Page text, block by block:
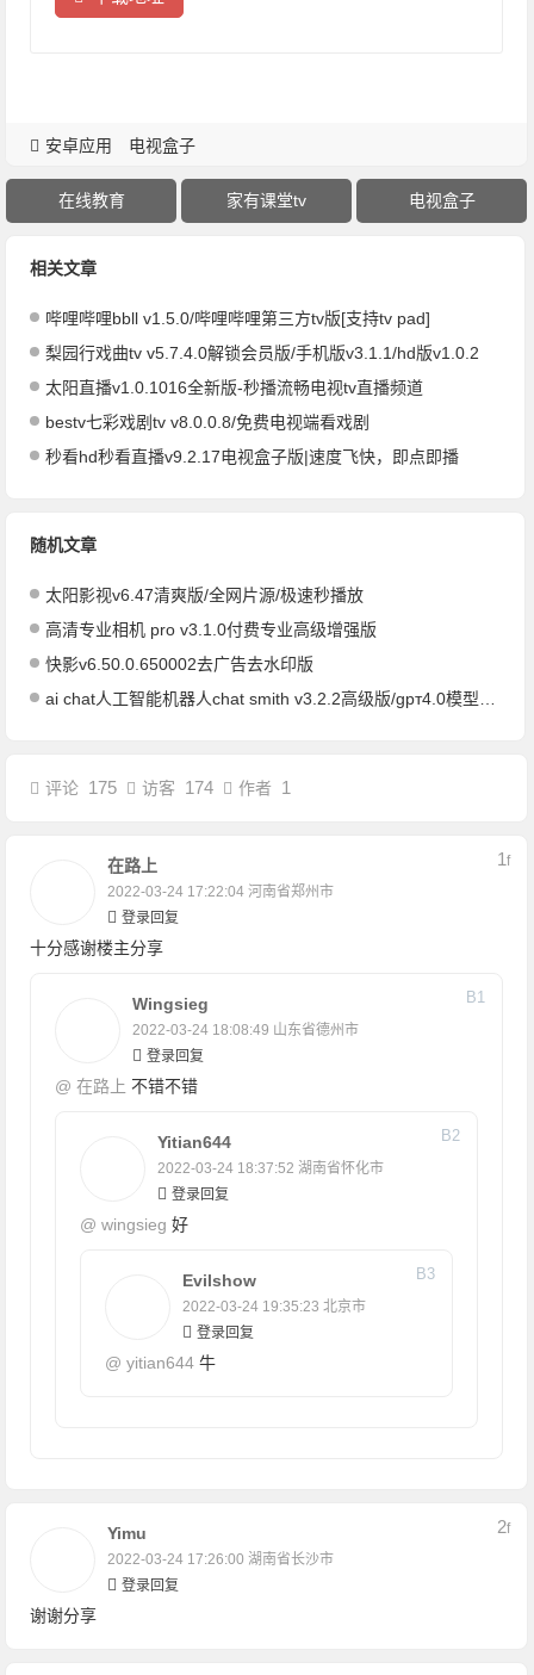
安卓应用 电视盒子
在线教育 家有课堂tv 电视盒子
相关文章
哔哩哔哩bbll v1.5.0/哔哩哔哩第三方tv版[支持tv pad]
梨园行戏曲tv v5.7.4.0解锁会员版/手机版v3.1.1/hd版v1.0.2
太阳直播v1.0.1016全新版-秒播流畅电视tv直播频道
bestv七彩戏剧tv v8.0.0.8/免费电视端看戏剧
秒看hd秒看直播v9.2.17电视盒子版|速度飞快，即点即播
随机文章
太阳影视v6.47清爽版/全网片源/极速秒播放
高清专业相机 pro v3.1.0付费专业高级增强版
快影v6.50.0.650002去广告去水印版
ai chat人工智能机器人chat smith v3.2.2高级版/gрт4.0模型app
评论 175 访客 174 作者 1
在路上
2022-03-24 17:22:04 河南省郑州市
1F
登录回复
十分感谢楼主分享
Wingsieg
2022-03-24 18:08:49 山东省德州市
B1
登录回复
@在路上 不错不错
Yitian644
2022-03-24 18:37:52 湖南省怀化市
B2
登录回复
@wingsieg 好
Evilshow
2022-03-24 19:35:23 北京市
B3
登录回复
@yitian644 牛
Yimu
2022-03-24 17:26:00 湖南省长沙市
2F
登录回复
谢谢分享